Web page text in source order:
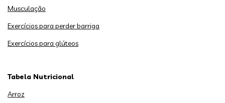
Musculação
Exercícios para perder barriga
Exercícios para glúteos
Tabela Nutricional
Arroz